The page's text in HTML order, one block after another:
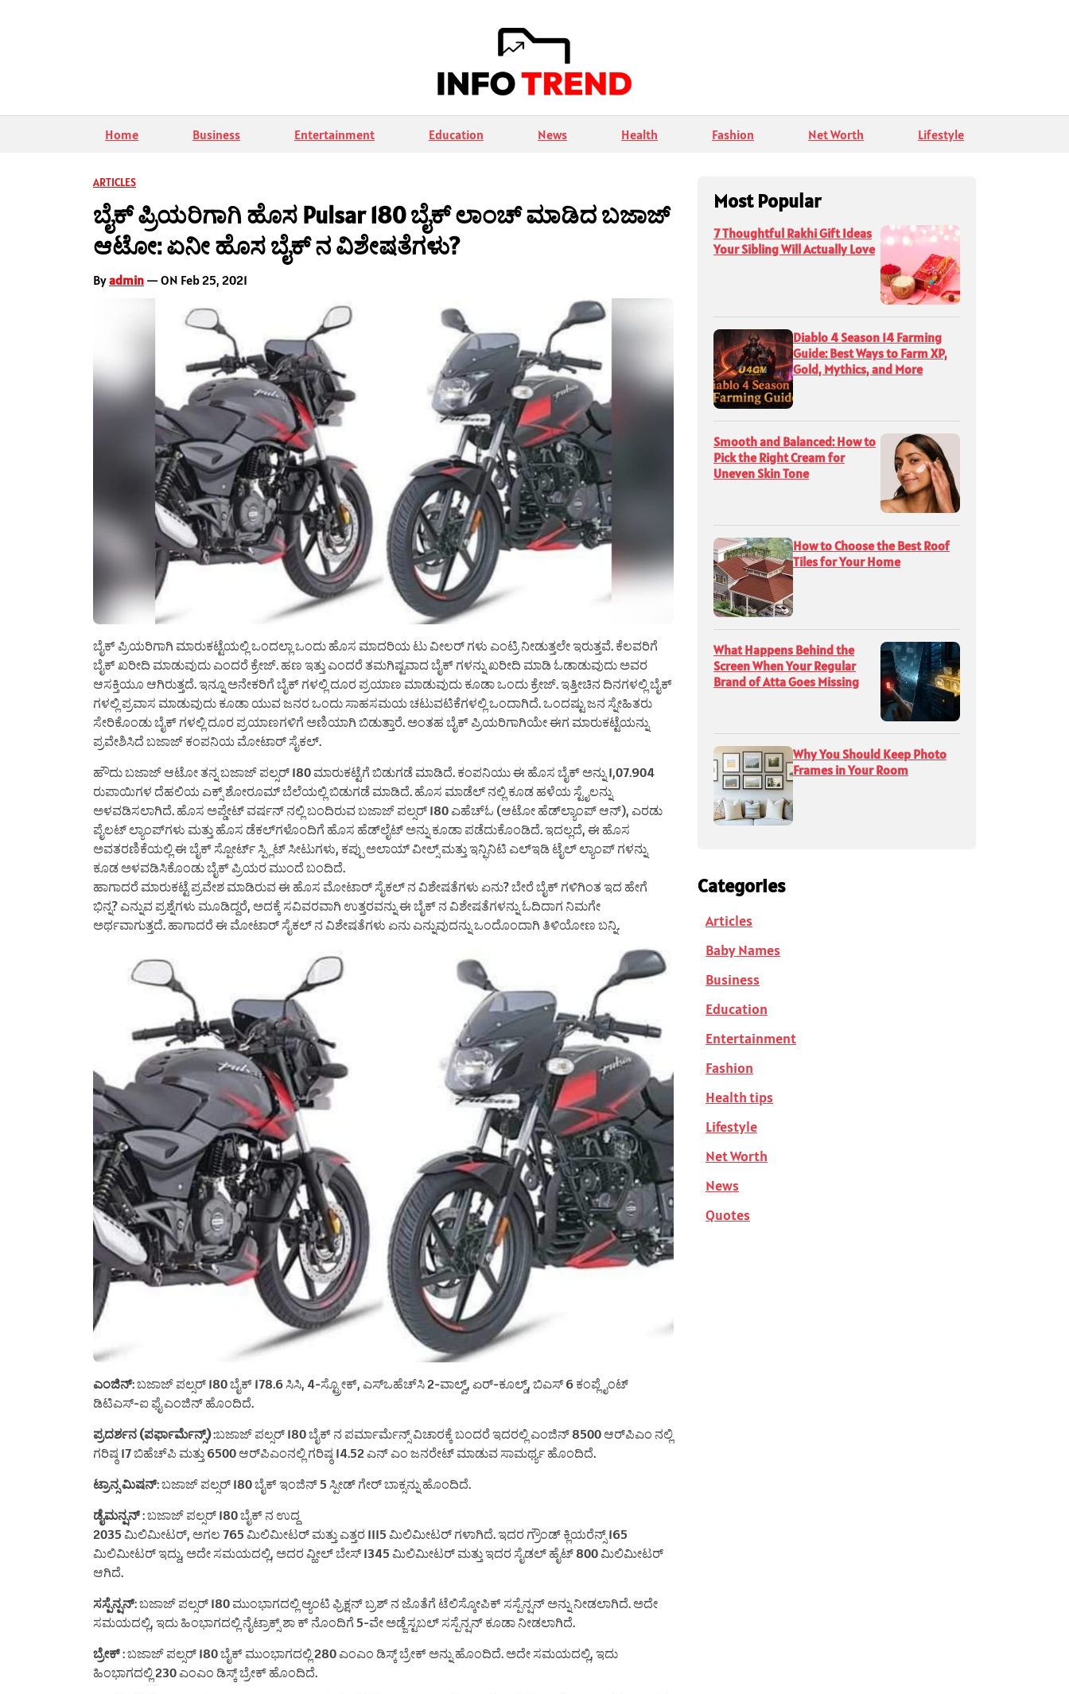
Home Business Entertainment Education News Health Fashion Net Worth Lifestyle
ARTICLES
ಬೈಕ್ ಪ್ರಿಯರಿಗಾಗಿ ಹೊಸ Pulsar 180 ಬೈಕ್ ಲಾಂಚ್ ಮಾಡಿದ ಬಜಾಜ್
ಆಟೋ: ಏನೀ ಹೊಸ ಬೈಕ್ ನ ವಿಶೇಷತೆಗಳು?
Byadmin — ON Feb 25, 2021
ಬೈಕ್ ಪ್ರಿಯರಿಗಾಗಿ ಮಾರುಕಟ್ಟೆಯಲ್ಲಿ ಒಂದಲ್ಲಾ ಒಂದು ಹೊಸ ಮಾದರಿಯ ಟು ವೀಲರ್ ಗಳು ಎಂಟ್ರಿ ನೀಡುತ್ತಲೇ ಇರುತ್ತವೆ‌. ಕೆಲವರಿಗೆ
ಬೈಕ್ ಖರೀದಿ ಮಾಡುವುದು ಎಂದರೆ ಕ್ರೇಜ್. ಹಣ ಇತ್ತು ಎಂದರೆ ತಮಗಿಷ್ಟವಾದ ಬೈಕ್ ಗಳನ್ನು ಖರೀದಿ ಮಾಡಿ ಓಡಾಡುವುದು ಅವರ
ಆಸಕ್ತಿಯೂ ಆಗಿರುತ್ತದೆ. ಇನ್ನೂ ಅನೇಕರಿಗೆ ಬೈಕ್ ಗಳಲ್ಲಿ ದೂರ ಪ್ರಯಾಣ ಮಾಡುವುದು ಕೂಡಾ ಒಂದು ಕ್ರೇಜ್. ಇತ್ತೀಚಿನ ದಿನಗಳಲ್ಲಿ ಬೈಕ್
ಗಳಲ್ಲಿ ಪ್ರವಾಸ ಮಾಡುವುದು ಕೂಡಾ ಯುವ ಜನರ ಒಂದು ಸಾಹಸಮಯ ಚಟುವಟಿಕೆಗಳಲ್ಲಿ ಒಂದಾಗಿದೆ. ಒಂದಷ್ಟು ಜನ ಸ್ನೇಹಿತರು
ಸೇರಿಕೊಂಡು ಬೈಕ್ ಗಳಲ್ಲಿ ದೂರ ಪ್ರಯಾಣಗಳಿಗೆ ಅಣಿಯಾಗಿ ಬಿಡುತ್ತಾರೆ. ಅಂತಹ ಬೈಕ್ ಪ್ರಿಯರಿಗಾಗಿಯೇ ಈಗ ಮಾರುಕಟ್ಟೆಯನ್ನು
ಪ್ರವೇಶಿಸಿದೆ ಬಜಾಜ್ ಕಂಪನಿಯ ಮೋಟಾರ್ ಸೈಕಲ್.
ಹೌದು ಬಜಾಜ್ ಆಟೋ ತನ್ನ ಬಜಾಜ್ ಪಲ್ಸರ್ 180 ಮಾರುಕಟ್ಟೆಗೆ ಬಿಡುಗಡೆ ಮಾಡಿದೆ. ಕಂಪನಿಯು ಈ ಹೊಸ ಬೈಕ್ ಅನ್ನು 1,07.904
ರುಪಾಯಿಗಳ ದೆಹಲಿಯ ಎಕ್ಸ್ ಶೋರೂಮ್ ಬೆಲೆಯಲ್ಲಿ ಬಿಡುಗಡೆ ಮಾಡಿದೆ. ಹೊಸ ಮಾಡೆಲ್ ನಲ್ಲಿ ಕೂಡ ಹಳೆಯ ಸ್ಟೈಲನ್ನು
ಅಳವಡಿಸಲಾಗಿದೆ. ಹೊಸ ಅಪ್ಡೇಟ್ ವರ್ಷನ್ ನಲ್ಲಿ ಬಂದಿರುವ ಬಜಾಜ್ ಪಲ್ಸರ್ 180 ಎಹೆಚ್ಓ (ಆಟೋ ಹೆಡ್‌ಲ್ಯಾಂಪ್ ಆನ್), ಎರಡು
ಪೈಲಟ್ ಲ್ಯಾಂಪ್‌ಗಳು ಮತ್ತು ಹೊಸ ಡೆಕಲ್‌ಗಳೊಂದಿಗೆ ಹೊಸ ಹೆಡ್‌ಲೈಟ್ ಅನ್ನು ಕೂಡಾ ಪಡೆದುಕೊಂಡಿದೆ. ಇದಲ್ಲದೆ, ಈ ಹೊಸ
ಅವತರಣಿಕೆಯಲ್ಲಿ ಈ ಬೈಕ್ ಸ್ಪೋರ್ಟ್ ಸ್ಪ್ಲಿಟ್ ಸೀಟುಗಳು, ಕಪ್ಪು ಅಲಾಯ್ ವೀಲ್ಸ್ ಮತ್ತು ಇನ್ಫಿನಿಟಿ ಎಲ್ಇಡಿ ಟೈಲ್ ಲ್ಯಾಂಪ್ ಗಳನ್ನು
ಕೂಡ ಅಳವಡಿಸಿಕೊಂಡು ಬೈಕ್ ಪ್ರಿಯರ ಮುಂದೆ ಬಂದಿದೆ.
ಹಾಗಾದರೆ ಮಾರುಕಟ್ಟೆ ಪ್ರವೇಶ ಮಾಡಿರುವ ಈ ಹೊಸ ಮೋಟಾರ್ ಸೈಕಲ್ ನ ವಿಶೇಷತೆಗಳು ಏನು? ಬೇರೆ ಬೈಕ್ ಗಳಿಗಿಂತ ಇದ ಹೇಗೆ
ಭಿನ್ನ? ಎನ್ನುವ ಪ್ರಶ್ನೆಗಳು ಮೂಡಿದ್ದರೆ, ಅದಕ್ಕೆ ಸವಿವರವಾಗಿ ಉತ್ತರವನ್ನು ಈ ಬೈಕ್ ನ ವಿಶೇಷತೆಗಳನ್ನು ಓದಿದಾಗ ನಿಮಗೇ
ಅರ್ಥವಾಗುತ್ತದೆ. ಹಾಗಾದರೆ ಈ ಮೋಟಾರ್ ಸೈಕಲ್ ನ ವಿಶೇಷತೆಗಳು ಏನು ಎನ್ನುವುದನ್ನು ಒಂದೊಂದಾಗಿ ತಿಳಿಯೋಣ ಬನ್ನಿ.
ಎಂಜಿನ್: ಬಜಾಜ್ ಪಲ್ಸರ್ 180 ಬೈಕ್ 178.6 ಸಿಸಿ, 4-ಸ್ಟ್ರೋಕ್, ಎಸ್‌ಒಹೆಚ್‌ಸಿ 2-ವಾಲ್ವ್, ಏರ್-ಕೂಲ್ಡ್, ಬಿಎಸ್ 6 ಕಂಪ್ಲೈಂಟ್
ಡಿಟಿಎಸ್-ಐ ಫೈ ಎಂಜಿನ್ ಹೊಂದಿದೆ.
ಪ್ರದರ್ಶನ (ಪರ್ಫಾರ್ಮೆನ್ಸ್):ಬಜಾಜ್ ಪಲ್ಸರ್ 180 ಬೈಕ್ ನ ಪರ್ಮಾರ್ಮೆನ್ಸ್ ವಿಚಾರಕ್ಕೆ ಬಂದರೆ ಇದರಲ್ಲಿ ಎಂಜಿನ್ 8500 ಆರ್‌ಪಿಎಂ ನಲ್ಲಿ
ಗರಿಷ್ಠ 17 ಬಿಹೆಚ್‌ಪಿ ಮತ್ತು 6500 ಆರ್‌ಪಿಎಂನಲ್ಲಿ ಗರಿಷ್ಠ 14.52 ಎನ್ ಎಂ ಜನರೇಟ್ ಮಾಡುವ ಸಾಮರ್ಥ್ಯ ಹೊಂದಿದೆ.
ಟ್ರಾನ್ಸ ಮಿಷನ್: ಬಜಾಜ್ ಪಲ್ಸರ್ 180 ಬೈಕ್ ಇಂಜಿನ್ 5 ಸ್ಪೀಡ್ ಗೇರ್ ಬಾಕ್ಸನ್ನು ಹೊಂದಿದೆ.
ಡೈಮನ್ಷನ್: ಬಜಾಜ್ ಪಲ್ಸರ್ 180 ಬೈಕ್ ನ ಉದ್ದ
2035 ಮಿಲಿಮೀಟರ್, ಅಗಲ 765 ಮಿಲಿಮೀಟರ್ ಮತ್ತು ಎತ್ತರ 1115 ಮಿಲಿಮೀಟರ್ ಗಳಾಗಿದೆ. ಇದರ ಗ್ರೌಂಡ್ ಕ್ಲಿಯರೆನ್ಸ್ 165
ಮಿಲಿಮೀಟರ್ ಇದ್ದು, ಅದೇ ಸಮಯದಲ್ಲಿ, ಅದರ ವ್ಹೀಲ್ ಬೇಸ್ 1345 ಮಿಲಿಮೀಟರ್ ಮತ್ತು ಇದರ ಸೈಡಲ್ ಹೈಟ್ 800 ಮಿಲಿಮೀಟರ್
ಆಗಿದೆ.
ಸಸ್ಪೆನ್ಷನ್: ಬಜಾಜ್ ಪಲ್ಸರ್ 180 ಮುಂಭಾಗದಲ್ಲಿ ಆ್ಯಂಟಿ ಫ್ರಿಕ್ಷನ್ ಬ್ರಶ್ ನ ಜೊತೆಗೆ ಟೆಲಿಸ್ಕೋಪಿಕ್ ಸಸ್ಪೆನ್ಷನ್ ಅನ್ನು ನೀಡಲಾಗಿದೆ. ಅದೇ
ಸಮಯದಲ್ಲಿ, ಇದು ಹಿಂಭಾಗದಲ್ಲಿ ನೈಟ್ರಾಕ್ಸ್ ಶಾ ಕ್ ನೊಂದಿಗೆ 5-ವೇ ಅಡ್ಜೆಸ್ಟಬಲ್ ಸಸ್ಪೆನ್ಷನ್ ಕೂಡಾ ನೀಡಲಾಗಿದೆ.
ಬ್ರೇಕ್: ಬಜಾಜ್ ಪಲ್ಸರ್ 180 ಬೈಕ್ ಮುಂಭಾಗದಲ್ಲಿ 280 ಎಂಎಂ ಡಿಸ್ಕ್ ಬ್ರೇಕ್ ಅನ್ನು ಹೊಂದಿದೆ. ಅದೇ ಸಮಯದಲ್ಲಿ, ಇದು
ಹಿಂಭಾಗದಲ್ಲಿ 230 ಎಂಎಂ ಡಿಸ್ಕ್ ಬ್ರೇಕ್ ಹೊಂದಿದೆ.
Most Popular
7 Thoughtful Rakhi Gift Ideas
Your Sibling Will Actually Love
Diablo 4 Season 14 Farming
Guide: Best Ways to Farm XP,
Gold, Mythics, and More
Smooth and Balanced: How to
Pick the Right Cream for
Uneven Skin Tone
How to Choose the Best Roof
Tiles for Your Home
What Happens Behind the
Screen When Your Regular
Brand of Atta Goes Missing
Why You Should Keep Photo
Frames in Your Room
Categories
Articles
Baby Names
Business
Education
Entertainment
Fashion
Health tips
Lifestyle
Net Worth
News
Quotes